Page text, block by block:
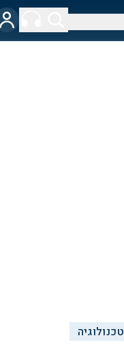
טכנולוגיה